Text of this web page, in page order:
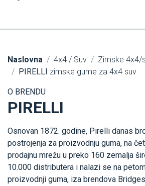
Naslovna 4x4 / Suv
Zimske 4x4/
PIRELLI zimske gume za 4x4 suv
O BRENDU
PIRELLI
Osnovan 1872. godine, Pirelli danas
postrojenja za proizvodnju guma, na
prodajnu mrežu u preko 160 zemalja
10.000 distributera i nalazi se na
proizvodnji guma, iza brendova